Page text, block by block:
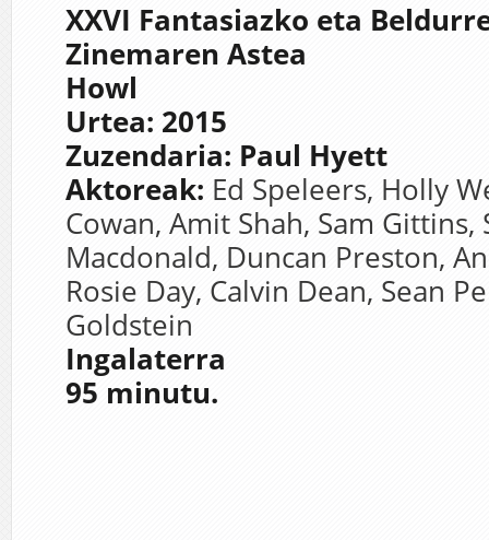
XXVI Fantasiazko eta
Zinemaren Astea
Howl
Urtea: 2015
Zuzendaria: Paul Hyett
Aktoreak: Ed Speleers, Holly
Cowan, Amit Shah, Sam Gittins,
Macdonald, Duncan Preston,
Rosie Day, Calvin Dean, Sean
Goldstein
Ingalaterra
95 minutu.